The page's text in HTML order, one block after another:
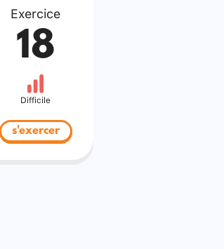
Exercice
18
Difficile
s'exercer